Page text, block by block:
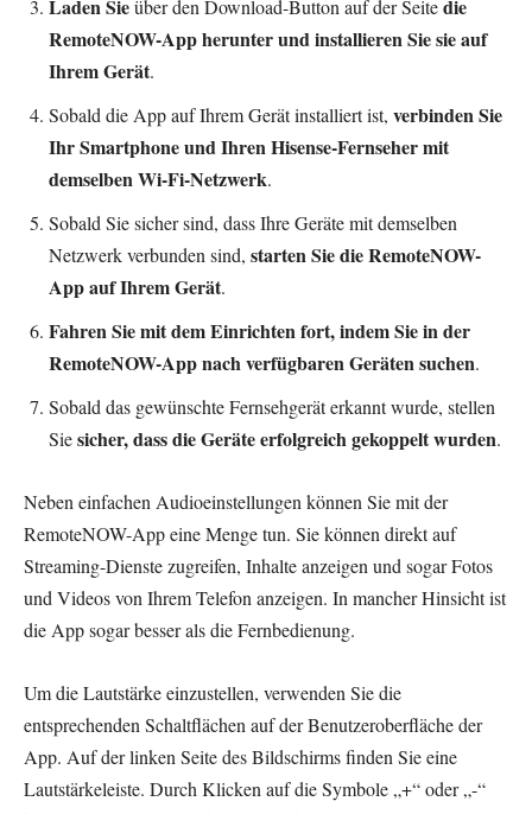
Laden Sieüber den Download-Button auf der Seitedie
RemoteNOW-App herunter und installieren Sie sie auf
Ihrem Gerät.
Sobald die App auf Ihrem Gerät installiert ist, verbinden Sie
Ihr Smartphone und Ihren Hisense-Fernseher mit
demselben Wi-Fi-Netzwerk.
Sobald Sie sicher sind, dass Ihre Geräte mit demselben
Netzwerk verbunden sind, starten Sie die RemoteNOW-
App auf Ihrem Gerät.
Fahren Sie mit dem Einrichten fort, indem Sie in der
RemoteNOW-App nach verfügbaren Geräten suchen.
Sobald das gewünschte Fernsehgerät erkannt wurde, stellen
Siesicher, dass die Geräte erfolgreich gekoppelt wurden.
Neben einfachen Audioeinstellungen können Sie mit der
RemoteNOW-App eine Menge tun. Sie können direkt auf
Streaming-Dienste zugreifen, Inhalte anzeigen und sogar Fotos
und Videos von Ihrem Telefon anzeigen. In mancher Hinsicht ist
die App sogar besser als die Fernbedienung.
Um die Lautstärke einzustellen, verwenden Sie die
entsprechenden Schaltflächen auf der Benutzeroberfläche der
App. Auf der linken Seite des Bildschirms finden Sie eine
Lautstärkeleiste. Durch Klicken auf die Symbole „+“ oder „-“